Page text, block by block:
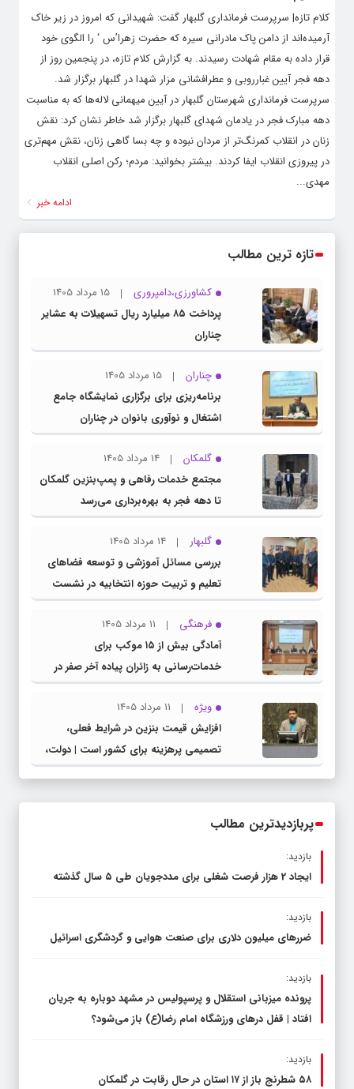
کلام تازه| سرپرست فرمانداری گلبهار گفت: شهیدانی که امروز در زیر خاک
آرمیده‌اند از دامن پاک مادرانی سیره که حضرت زهرا’س ‘ را الگوی خود
قرار داده به مقام شهادت رسیدند. به گزارش کلام تازه، در پنجمین روز از
دهه فجر آیین غبارروبی و عطرافشانی مزار شهدا در گلبهار برگزار شد.
سرپرست فرمانداری شهرستان گلبهار در آیین میهمانی لاله‌ها که به مناسبت
دهه مبارک فجر در یادمان شهدای گلبهار برگزار شد خاطر نشان کرد: نقش
زنان در انقلاب کمرنگ‌تر از مردان نبوده و چه بسا گاهی زنان، نقش مهم‌تری
در پیروزی انقلاب ایفا کردند. بیشتر بخوانید: مردم؛ رکن اصلی انقلاب
مهدی...
ادامه خبر
تازه ترین مطالب
کشاورزی،دامپروری
15 مرداد 1405
پرداخت ۸۵ میلیارد ریال تسهیلات به عشایر
چناران
چناران
15 مرداد 1405
برنامه‌ریزی برای برگزاری نمایشگاه جامع
اشتغال و نوآوری بانوان در چناران
گلمکان
14 مرداد 1405
مجتمع خدمات رفاهی و پمپ‌بنزین گلمکان
تا دهه فجر به بهره‌برداری می‌رسد
گلبهار
14 مرداد 1405
بررسی مسائل آموزشی و توسعه فضاهای
تعلیم و تربیت حوزه انتخابیه در نشست
مشترک عضو کمیسیون آموزش مجلس با
مدیرکل آموزش و پرورش خراسان رضوی
فرهنگی
11 مرداد 1405
آمادگی بیش از ۱۵ موکب برای
خدمات‌رسانی به زائران پیاده آخر صفر در
شهرستان چناران
ویژه
11 مرداد 1405
افزایش قیمت بنزین در شرایط فعلی،
تصمیمی پرهزینه برای کشور است | دولت،
قاچاق سوخت و عوامل اصلی ناترازی را
پربازدیدترین مطالب
بازدید:
ایجاد 2 هزار فرصت شغلی برای مددجویان طی ۵ سال گذشته
بازدید:
ضررهای میلیون دلاری برای صنعت هوایی و گردشگری اسرائیل
بازدید:
پرونده میزبانی استقلال و پرسپولیس در مشهد دوباره به جریان
افتاد | قفل در‌های ورزشگاه امام رضا(ع) باز می‌شود؟
بازدید:
۵۸ شطرنج‌ باز از ۱۷ استان در حال رقابت در گلمکان